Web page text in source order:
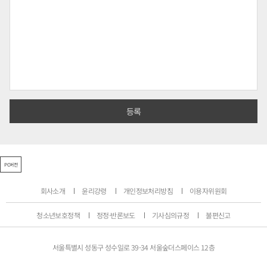
PC버전
회사소개 윤리강령 개인정보처리방침 이용자위원회
청소년보호정책 정정·반론보도 기사심의규정 불편신고
서울특별시 성동구 성수일로 39-34 서울숲더스페이스 12층